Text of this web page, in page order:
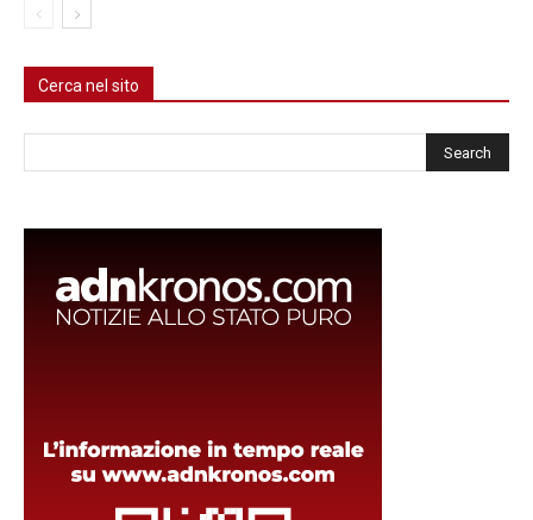
Cerca nel sito